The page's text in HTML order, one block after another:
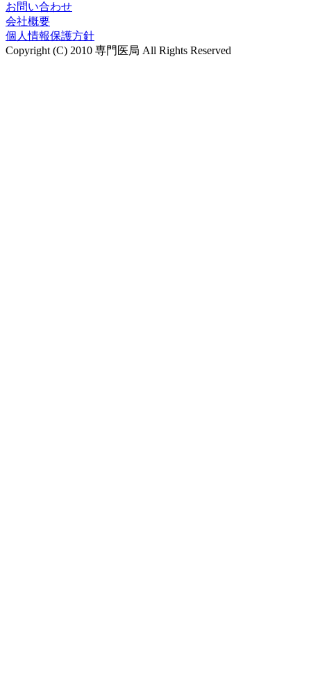
お問い合わせ
会社概要
個人情報保護方針
Copyright (C) 2010 専門医局 All Rights Reserved